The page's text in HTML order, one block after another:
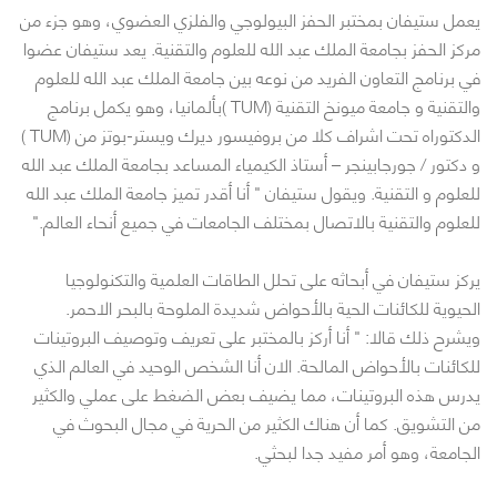
يعمل ستيفان بمختبر الحفز البيولوجي والفلزي العضوي، وهو جزء من
مركز الحفز بجامعة الملك عبد الله للعلوم والتقنية. يعد ستيفان عضوا
في برنامج التعاون الفريد من نوعه بين جامعة الملك عبد الله للعلوم
والتقنية و جامعة ميونخ التقنية (TUM )بألمانيا، وهو يكمل برنامج
الدكتوراه تحت اشراف كلا من بروفيسور ديرك ويستر-بوتز من (TUM )
و دكتور / جورجابينجر – أستاذ الكيمياء المساعد بجامعة الملك عبد الله
للعلوم و التقنية. ويقول ستيفان " أنا أقدر تميز جامعة الملك عبد الله
للعلوم والتقنية بالاتصال بمختلف الجامعات في جميع أنحاء العالم."
يركز ستيفان في أبحاثه على تحلل الطاقات العلمية والتكنولوجيا
الحيوية للكائنات الحية بالأحواض شديدة الملوحة بالبحر الاحمر.
ويشرح ذلك قالا: " أنا أركز بالمختبر على تعريف وتوصيف البروتينات
للكائنات بالأحواض المالحة. الان أنا الشخص الوحيد في العالم الذي
يدرس هذه البروتينات، مما يضيف بعض الضغط على عملي والكثير
من التشويق. كما أن هناك الكثير من الحرية في مجال البحوث في
الجامعة، وهو أمر مفيد جدا لبحثي.